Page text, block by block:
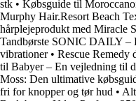
stk • Købsguide til
Murphy Hair.Resort Beach
hårplejeprodukt med Miracle
Tandbørste SONIC DAILY –
vibrationer• Rescue Remedy
til Babyer – En vejledning til
Moss: Den ultimative
fri for knopper og tør hud •